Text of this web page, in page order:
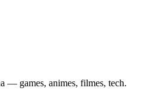
— games, animes, filmes, tech.